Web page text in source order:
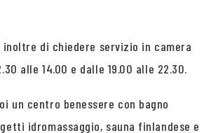
di chiedere servizio in camera
alle 14.00 e dalle 19.00 alle 22.30.
un centro benessere con bagno
idromassaggio, sauna finlandese e